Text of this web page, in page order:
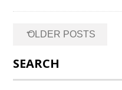
navigation
←
OLDER POSTS
SEARCH